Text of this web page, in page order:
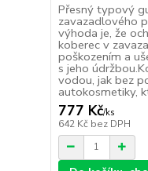
Přesný typový
zavazadlového
výhoda je, že
koberec v
poškozením a
s jeho
vodou, jak bez
autokosmetiky,
777 Kč/ks
642 Kč bez DPH